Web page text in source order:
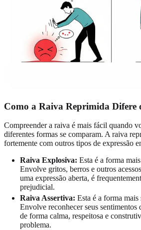
Como a Raiva Reprimida Difere
Compreender a raiva é mais fácil quando
diferentes formas se comparam. A raiva
fortemente com outros tipos de expressão
Raiva Explosiva: Esta é a forma
Envolve gritos, berros e outros
uma expressão aberta, é
prejudicial.
Raiva Assertiva: Esta é a forma mais
Envolve reconhecer seus sentimentos
de forma calma, respeitosa e
problema.